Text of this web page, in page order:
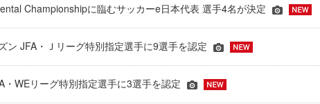
Championshipに臨むサッカーe日本代表 選手4名が決定
ン JFA・Ｊリーグ特別指定選手に9選手を認定
・WEリーグ特別指定選手に3選手を認定